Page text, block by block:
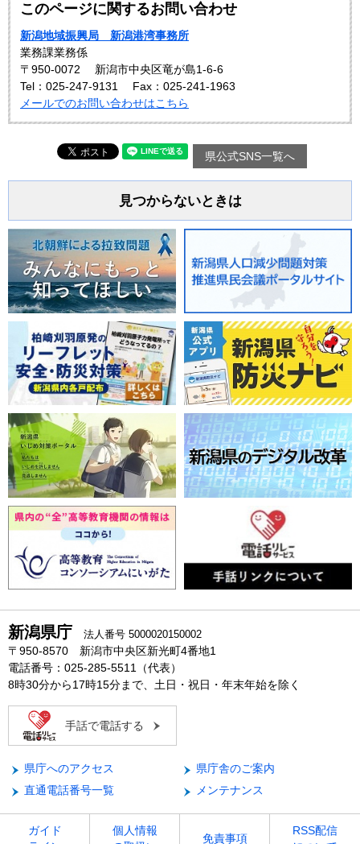
このページに関するお問い合わせ
新潟地域振興局 新潟港湾事務所
業務課業務係
〒950-0072
新潟市中央区竜が島1-6-6
Tel：025-247-9131
Fax：025-241-1963
メールでのお問い合わせはこちら
県公式SNS一覧へ
見つからないときは
新潟県庁 法人番号 5000020150002
〒950-8570 新潟市中央区新光町4番地1
電話番号：025-285-5511（代表）
8時30分から17時15分まで、土日・祝日・年末年始を除く
手話で電話する
県庁へのアクセス
県庁舎のご案内
直通電話番号一覧
メンテナンス
ガイド
個人情報
免責事項
RSS配信